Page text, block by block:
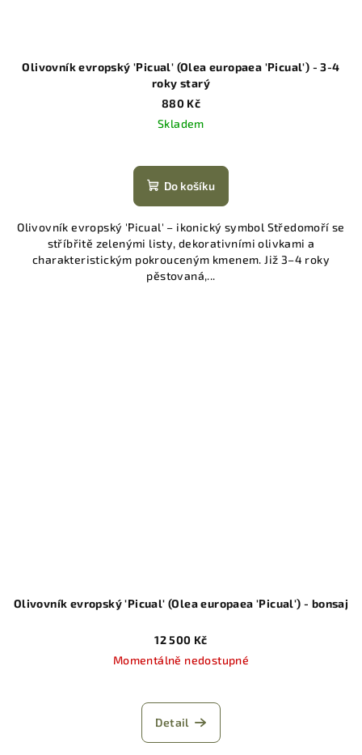
Olivovník evropský 'Picual' (Olea europaea 'Picual') - 3-4
roky starý
880 Kč
Skladem
Do košíku
Olivovník evropský 'Picual' – ikonický symbol Středomoří se
stříbřitě zelenými listy, dekorativními olivkami a
charakteristickým pokrouceným kmenem. Již 3–4 roky
pěstovaná,...
Olivovník evropský 'Picual' (Olea europaea 'Picual') - bonsaj
12 500 Kč
Momentálně nedostupné
Detail